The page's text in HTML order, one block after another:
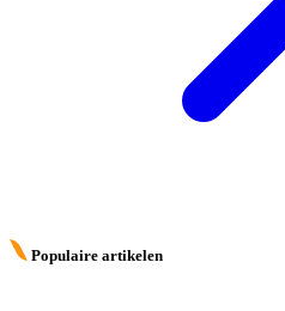
Populaire artikelen